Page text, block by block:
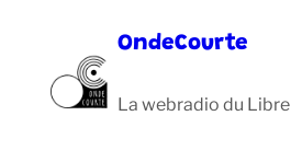
contenu
OndeCourte
La webradio du Libre